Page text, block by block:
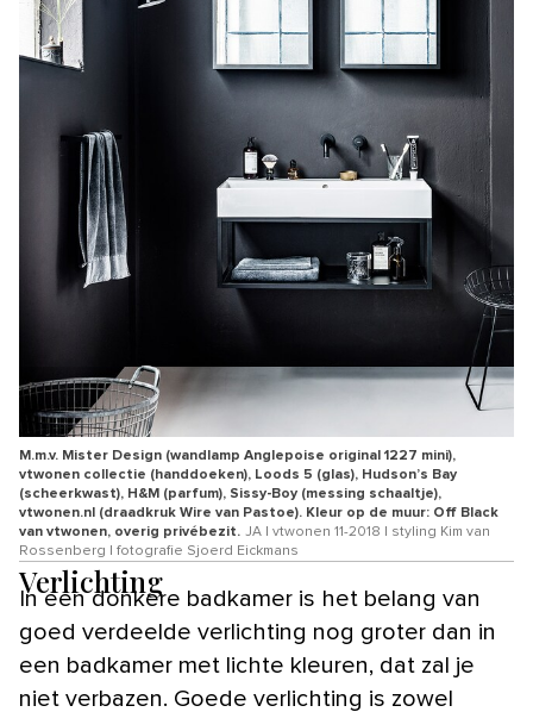
M.m.v. Mister Design (wandlamp Anglepoise original 1227 mini),
vtwonen collectie (handdoeken), Loods 5 (glas), Hudson’s Bay
(scheerkwast), H&M (parfum), Sissy-Boy (messing schaaltje),
vtwonen.nl (draadkruk Wire van Pastoe). Kleur op de muur: Off Black
van vtwonen, overig privébezit. JA | vtwonen 11-2018 | styling Kim van
Rossenberg | fotografie Sjoerd Eickmans
Verlichting
In een donkere badkamer is het belang van
goed verdeelde verlichting nog groter dan in
een badkamer met lichte kleuren, dat zal je
niet verbazen. Goede verlichting is zowel